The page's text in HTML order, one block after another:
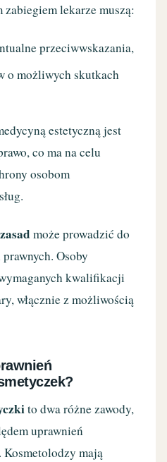
lekarze muszą:
przeciwwskazania,
o możliwych skutkach
estetyczną jest
co ma na celu
osobom
może prowadzić do
Osoby
kwalifikacji
włącznie z możliwością
to dwa różne zawody,
uprawnień
Kosmetolodzy mają